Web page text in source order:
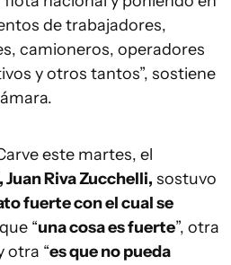
de trabajadores,
camioneros, operadores
y otros tantos”, sostiene
este martes, el
Riva Zucchelli, sostuvo
fuerte con el cual se
“una cosa es fuerte”, otra
otra “es que no pueda